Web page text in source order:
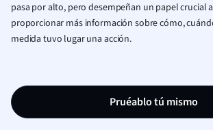
pasa por alto, pero desempeñan un papel crucial
proporcionar más información sobre cómo,
medida tuvo lugar una acción.
Pruéablo tú mismo